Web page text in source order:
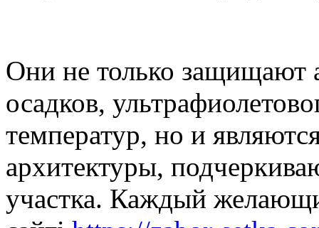
Они не только защищают
осадков,
температур, но и
архитектуры,
участка. Каждый